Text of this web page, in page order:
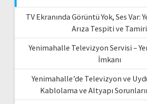
TV Ekranında Görüntü Yok, Ses Var:
Arıza Tespiti ve Tamiri
Yenimahalle Televizyon Servisi –
İmkanı
Yenimahalle’de Televizyon ve
Kablolama ve Altyapı